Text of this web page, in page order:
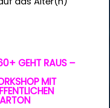
GEHT RAUS –
MIT